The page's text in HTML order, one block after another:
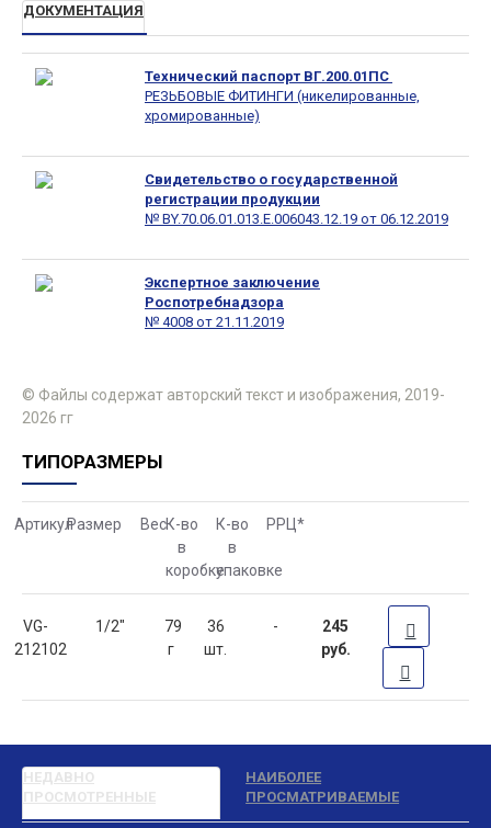
ДОКУМЕНТАЦИЯ
Технический паспорт ВГ.200.01ПС
РЕЗЬБОВЫЕ ФИТИНГИ (никелированные,
хромированные)
Свидетельство о государственной
регистрации продукции
№ BY.70.06.01.013.E.006043.12.19 от 06.12.2019
Экспертное заключение
Роспотребнадзора
№ 4008 от 21.11.2019
© Файлы содержат авторский текст и изображения, 2019-
2026 гг
ТИПОРАЗМЕРЫ
АртикулРазмер ВесК-во
в
коробке
К-во
в
упаковке
РРЦ*
VG-
212102
1/2"
79
г
36
шт.
-
245
руб.
НЕДАВНО
ПРОСМОТРЕННЫЕ
НАИБОЛЕЕ
ПРОСМАТРИВАЕМЫЕ